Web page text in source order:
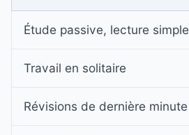
Étude passive, lecture simple
Travail en solitaire
Révisions de dernière minute